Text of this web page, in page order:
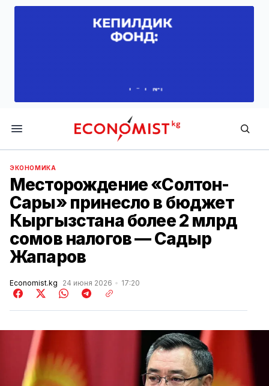
Economist.kg
ЭКОНОМИКА
Месторождение «Солтон-
Сары» принесло в бюджет
Кыргызстана более 2 млрд
сомов налогов — Садыр
Жапаров
Economist.kg 24 июня 2026 17:20